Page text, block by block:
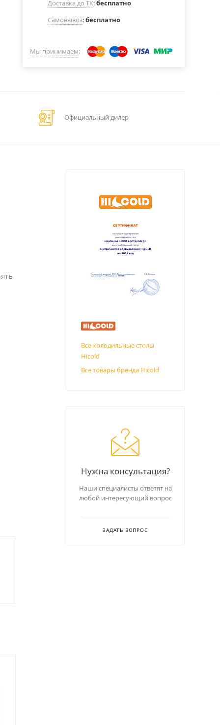
Доставка до ТК:бесплатно
Самовывоз:бесплатно
Мы принимаем:
Официальный дилер
Все холодильные столы
Hicold
Все товары бренда Hicold
Нужна консультация?
Наши специалисты ответят на
любой интересующий вопрос
ЗАДАТЬ ВОПРОС